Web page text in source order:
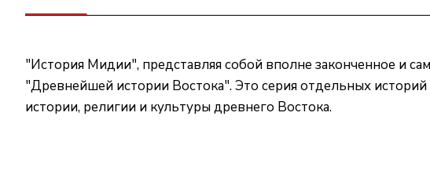
"История Мидии", представляя собой вполне законченное и
"Древнейшей истории Востока". Это серия отдельных
истории, религии и культуры древнего Востока.